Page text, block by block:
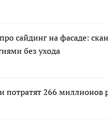
сайдинг на фасаде:
без ухода
потратят 266 миллионов